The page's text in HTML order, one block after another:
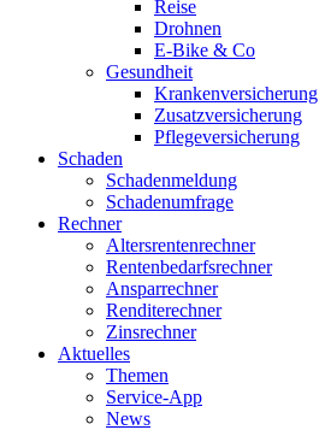
Reise
Drohnen
E-Bike & Co
Gesundheit
Krankenversicherung
Zusatzversicherung
Pflegeversicherung
Schaden
Schadenmeldung
Schadenumfrage
Rechner
Altersrentenrechner
Rentenbedarfsrechner
Ansparrechner
Renditerechner
Zinsrechner
Aktuelles
Themen
Service-App
News